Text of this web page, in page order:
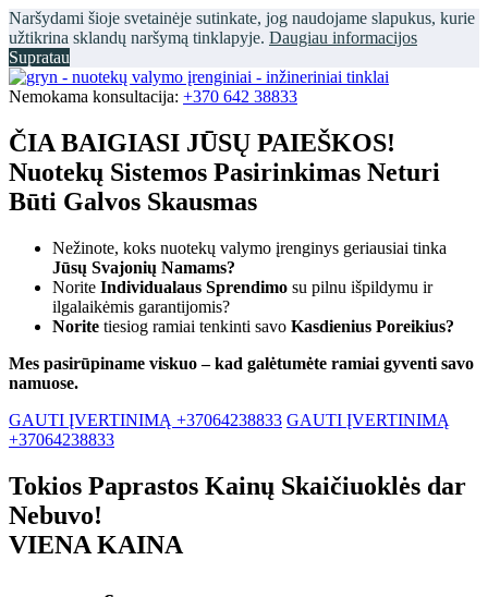
Naršydami šioje svetainėje sutinkate, jog naudojame slapukus, kurie
užtikrina sklandų naršymą tinklapyje. Daugiau informacijos
Supratau
Nemokama konsultacija: +370 642 38833
ČIA BAIGIASI JŪSŲ PAIEŠKOS!
Nuotekų Sistemos Pasirinkimas Neturi
Būti Galvos Skausmas
Nežinote, koks nuotekų valymo įrenginys geriausiai tinka
Jūsų Svajonių Namams?
Norite Individualaus Sprendimo su pilnu išpildymu ir
ilgalaikėmis garantijomis?
Norite tiesiog ramiai tenkinti savo Kasdienius Poreikius?
Mes pasirūpiname viskuo – kad galėtumėte ramiai gyventi savo
namuose.
GAUTI ĮVERTINIMĄ +37064238833 GAUTI ĮVERTINIMĄ
+37064238833
Tokios Paprastos Kainų Skaičiuoklės dar
Nebuvo!
VIENA KAINA